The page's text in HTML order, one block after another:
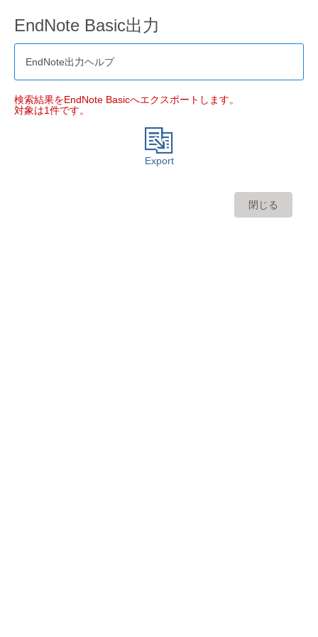
EndNote Basic出力
EndNote出力ヘルプ
検索結果をEndNote Basicへエクスポートします。
対象は1件です。
Export